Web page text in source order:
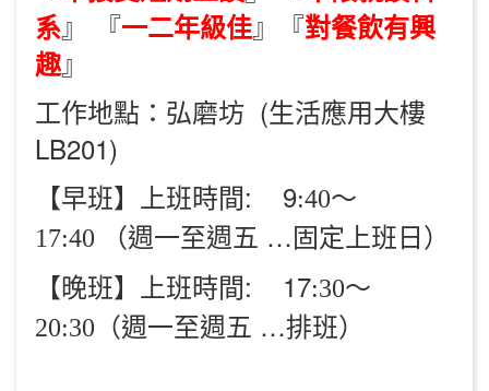
系』 『一二年級佳』『對餐飲有興
趣』
工作地點：弘磨坊 (生活應用大樓
LB201)
【早班】上班時間: 9:40～
17:40
（週一至週五 …固定上班日）
【晚班】上班時間: 17:30～
20:30
（週一至週五 …排班）